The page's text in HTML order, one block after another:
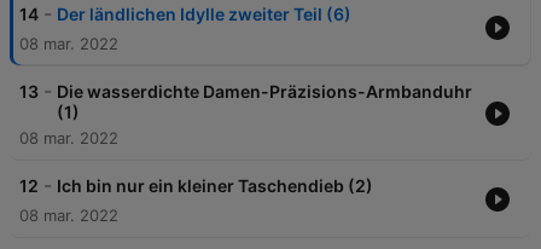
14 - Der ländlichen Idylle zweiter Teil (6)
08 mar. 2022
13 - Die wasserdichte Damen-Präzisions-Armbanduhr
(1)
08 mar. 2022
12 - Ich bin nur ein kleiner Taschendieb (2)
08 mar. 2022